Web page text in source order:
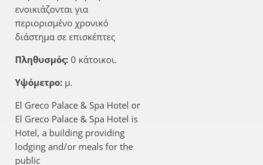
ενοικιάζονται για
περιορισμένο χρονικό
διάστημα σε επισκέπτες
Πληθυσμός: 0 κάτοικοι.
Υψόμετρο: μ.
El Greco Palace & Spa Hotel or
El Greco Palace & Spa Hotel is
Hotel, a building providing
lodging and/or meals for the
public